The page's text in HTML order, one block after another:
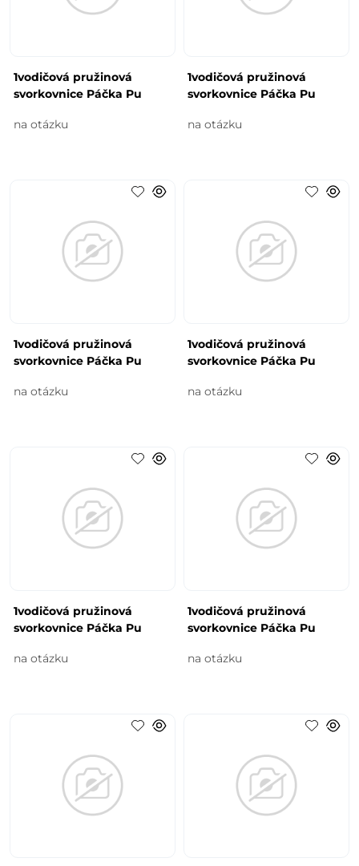
1vodičová pružinová
svorkovnice Páčka Pu
na otázku
1vodičová pružinová
svorkovnice Páčka Pu
na otázku
1vodičová pružinová
svorkovnice Páčka Pu
na otázku
1vodičová pružinová
svorkovnice Páčka Pu
na otázku
1vodičová pružinová
svorkovnice Páčka Pu
na otázku
1vodičová pružinová
svorkovnice Páčka Pu
na otázku